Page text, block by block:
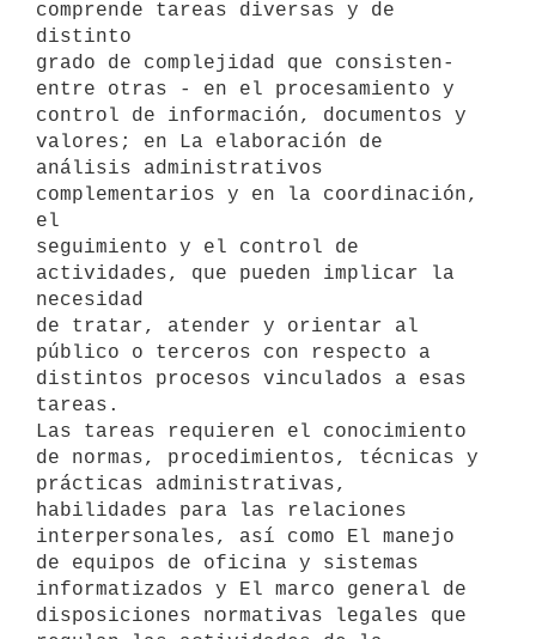
comprende tareas diversas y de
distinto
grado de complejidad que consisten-
entre otras - en el procesamiento y
control de información, documentos y
valores; en La elaboración de
análisis administrativos
complementarios y en la coordinación,
el
seguimiento y el control de
actividades, que pueden implicar la
necesidad
de tratar, atender y orientar al
público o terceros con respecto a
distintos procesos vinculados a esas
tareas.
Las tareas requieren el conocimiento
de normas, procedimientos, técnicas y
prácticas administrativas,
habilidades para las relaciones
interpersonales, así como El manejo
de equipos de oficina y sistemas
informatizados y El marco general de
disposiciones normativas legales que